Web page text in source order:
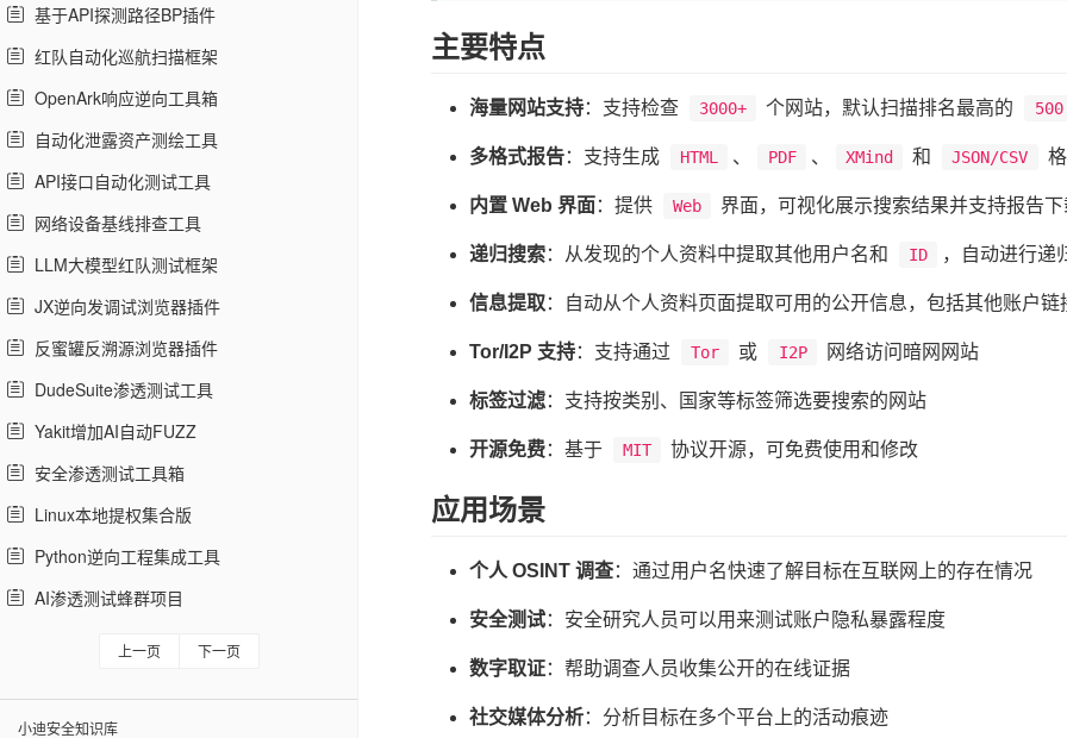
基于API探测路径BP插件
红队自动化巡航扫描框架
OpenArk响应逆向工具箱
自动化泄露资产测绘工具
API接口自动化测试工具
网络设备基线排查工具
LLM大模型红队测试框架
JX逆向发调试浏览器插件
反蜜罐反溯源浏览器插件
DudeSuite渗透测试工具
Yakit增加AI自动FUZZ
安全渗透测试工具箱
Linux本地提权集合版
Python逆向工程集成工具
AI渗透测试蜂群项目
上一页 下一页
小迪安全知识库
主要特点
海量网站支持：支持检查 3000+ 个网站，默认扫描排名最高的 500
多格式报告：支持生成 HTML 、 PDF 、 XMind 和 JSON/CSV
内置 Web 界面：提供 Web 界面，可视化展示搜索结果并支持报告下
递归搜索：从发现的个人资料中提取其他用户名和 ID ，自动进行递
信息提取：自动从个人资料页面提取可用的公开信息，包括其他账户链
Tor/I2P 支持：支持通过 Tor 或 I2P 网络访问暗网网站
标签过滤：支持按类别、国家等标签筛选要搜索的网站
开源免费：基于 MIT 协议开源，可免费使用和修改
应用场景
个人 OSINT 调查：通过用户名快速了解目标在互联网上的存在情况
安全测试：安全研究人员可以用来测试账户隐私暴露程度
数字取证：帮助调查人员收集公开的在线证据
社交媒体分析：分析目标在多个平台上的活动痕迹